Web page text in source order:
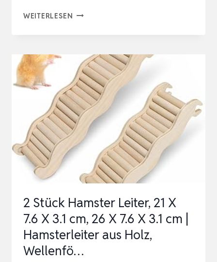
WEITERLESEN 2ER-
KLETTERSPIELZEUG
FÜR
KLEINTIERE
–
RATTEN-
KLETTERNETZ
&
VOGELSCHAUKEL,
PAPA…
2 Stück Hamster Leiter, 21 X
7.6 X 3.1 cm, 26 X 7.6 X 3.1 cm |
Hamsterleiter aus Holz,
Wellenfö…